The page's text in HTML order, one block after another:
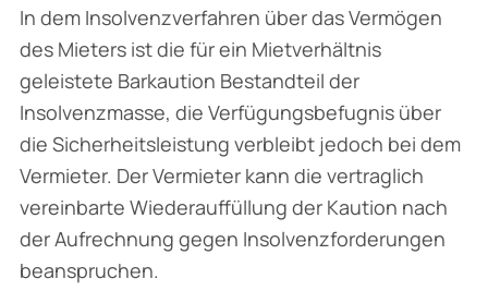
In dem Insolvenzverfahren über das Vermögen
des Mieters ist die für ein Mietverhältnis
geleistete Barkaution Bestandteil der
Insolvenzmasse, die Verfügungsbefugnis über
die Sicherheitsleistung verbleibt jedoch bei dem
Vermieter. Der Vermieter kann die vertraglich
vereinbarte Wiederauffüllung der Kaution nach
der Aufrechnung gegen Insolvenzforderungen
beanspruchen.